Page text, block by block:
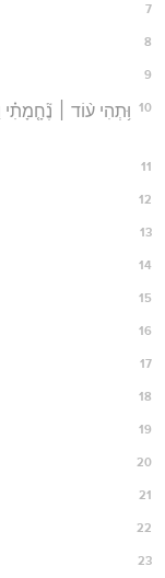
7
8
9
10
וּ֥תְהִי ע֨וֹד ׀
11
12
13
14
15
16
17
18
19
20
21
22
23